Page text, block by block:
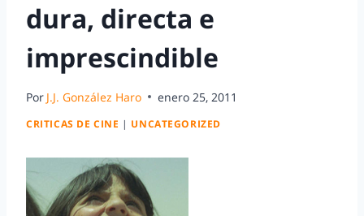
dura, directa e
imprescindible
Por J.J. González Haro enero 25, 2011
CRITICAS DE CINE | UNCATEGORIZED